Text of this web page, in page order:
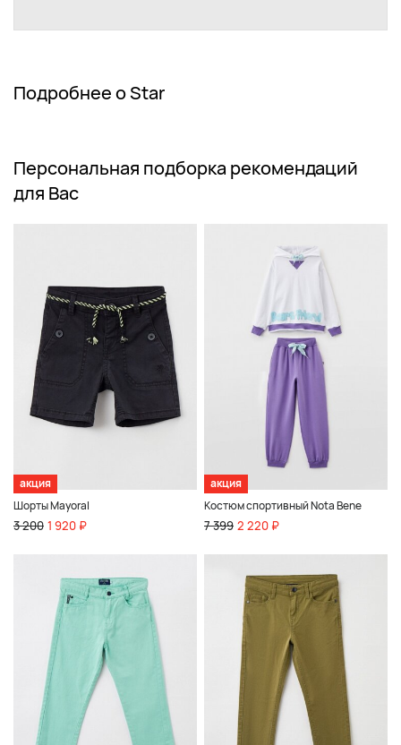
Подробнее о Star
Персональная подборка рекомендаций
для Вас
акция
Шорты Mayoral
3 200 1 920 ₽
акция
Костюм спортивный Nota Bene
7 399 2 220 ₽